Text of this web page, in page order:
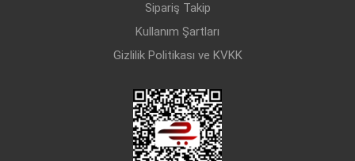
Sipariş Takip
Kullanım Şartları
Gizlilik Politikası ve KVKK